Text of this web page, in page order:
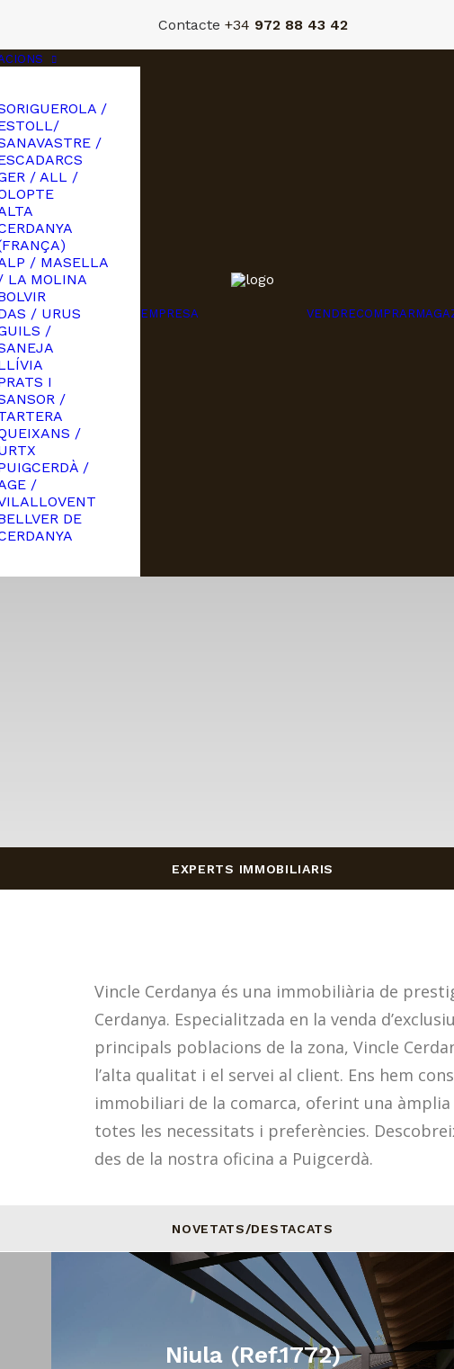
Contacte +34 972 88 43 42
/
/
/ ALL /
/ MASELLA
LA MOLINA
/ URUS
/
I
/
/
/
/
DE
EMPRESA VENDRECOMPRAR
20 anys fent de la Cerdanya,
EXPERTS IMMOBILIARIS
Vincle Cerdanya és una immobiliària de
Cerdanya. Especialitzada en la venda
principals poblacions de la zona, Vincle
l’alta qualitat i el servei al client. Ens hem
immobiliari de la comarca, oferint una
totes les necessitats i preferències.
des de la nostra oficina a Puigcerdà.
NOVETATS/DESTACATS
Niula (Ref.1772)